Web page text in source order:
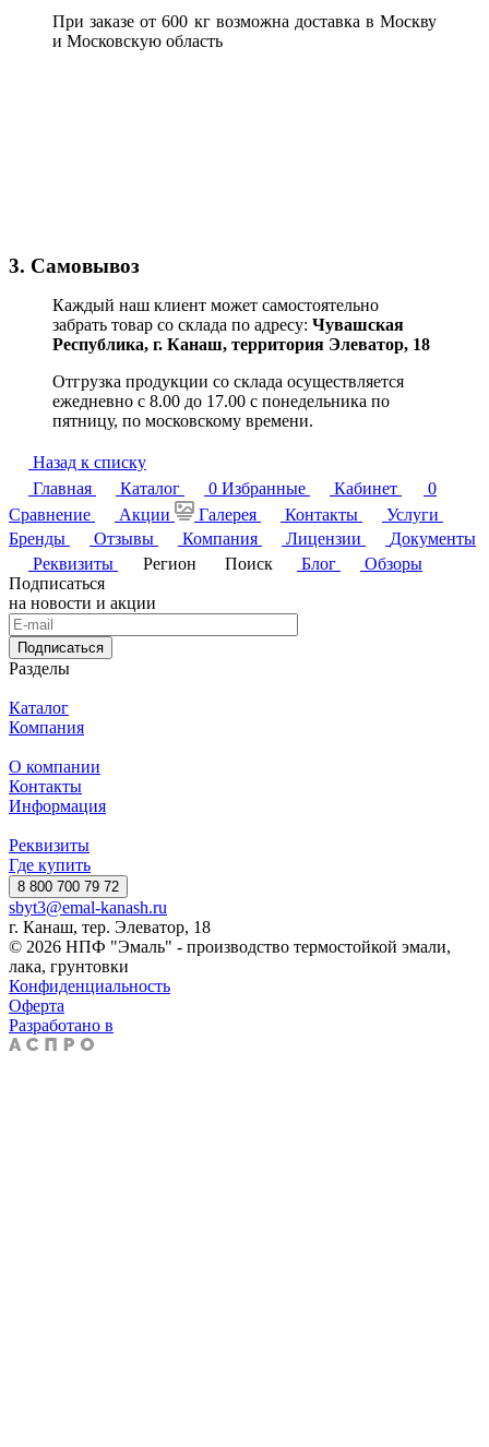
При заказе от 600 кг возможна доставка в Москву
и Московскую область
3. Самовывоз
Каждый наш клиент может самостоятельно
забрать товар со склада по адресу: Чувашская
Республика, г. Канаш, территория Элеватор, 18
Отгрузка продукции со склада осуществляется
ежедневно с 8.00 до 17.00 с понедельника по
пятницу, по московскому времени.
Назад к списку
Главная
Каталог 0 Избранные Кабинет
0
Сравнение
Акции Галерея Контакты
Услуги
Бренды
Отзывы Компания Лицензии
Документы
Реквизиты
Регион Поиск Блог
Обзоры
Подписаться
на новости и акции
Подписаться
Разделы
Каталог
Компания
О компании
Контакты
Информация
Реквизиты
Где купить
8 800 700 79 72
sbyt3@emal-kanash.ru
г. Канаш, тер. Элеватор, 18
© 2026 НПФ "Эмаль" - производство термостойкой эмали,
лака, грунтовки
Конфиденциальность
Оферта
Разработано в